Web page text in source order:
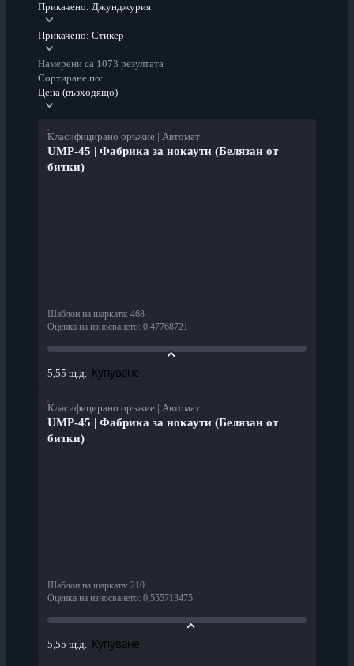
Прикачено: Джунджурия
Прикачено: Стикер
Намерени са 1073 резултата
Сортиране по:
Цена (възходящо)
Класифицирано оръжие | Автомат
UMP-45 | Фабрика за нокаути (Белязан от
битки)
Шаблон на шарката: 468
Оценка на износването: 0,47768721
5,55 щ.д. Купуване
Класифицирано оръжие | Автомат
UMP-45 | Фабрика за нокаути (Белязан от
битки)
Шаблон на шарката: 210
Оценка на износването: 0,555713475
5,55 щ.д. Купуване